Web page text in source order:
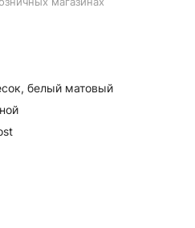
белый матовый